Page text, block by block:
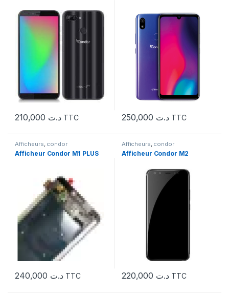
د.ت TTC د.ت TTC
Afficheurs, condor
Afficheur Condor M1 PLUS
د.ت TTC
Afficheurs, condor
Afficheur Condor M2
د.ت TTC